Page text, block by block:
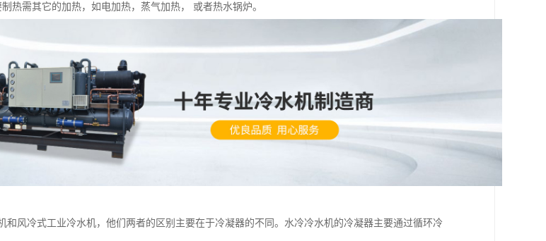
热需其它的加热，如电加热，蒸气加热， 或者热水锅炉。
和风冷式工业冷水机，他们两者的区别主要在于冷凝器的不同。水冷冷水机的冷凝器主要通过循环冷